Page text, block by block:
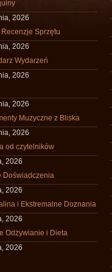
2026
Recenzje Sprzętu
2026
Wydarzeń
2026
2026
Muzyczne z Bliska
2026
od czytelników
2026
Doświadczenia
2026
i Ekstremalne Doznania
2026
Odżywianie i Dieta
2026